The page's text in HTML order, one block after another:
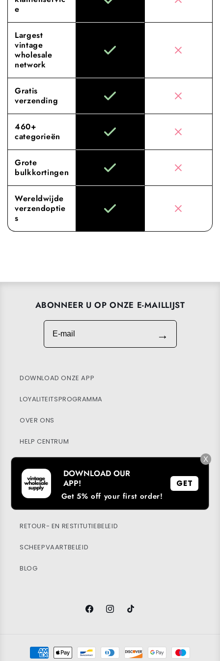
e
Largest
vintage
wholesale
network
Gratis
verzending
460+
categorieën
Grote
bulkkortingen
Wereldwijde
verzendoptie
s
ABONNEER U OP ONZE E-MAILLIJST
E-mail
→
DOWNLOAD ONZE APP
LOYALITEITSPROGRAMMA
OVER ONS
HELP CENTRUM
DUURZAAMHEID
RETOUR- EN RESTITUTIEBELEID
SCHEEPVAARTBELEID
BLOG
FacebookInstagramTikTok
Betaalmethoden
X
DOWNLOAD OUR
APP!
Get 5% off your first order!
GET